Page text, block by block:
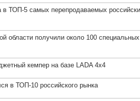
в ТОП-5 самых перепродаваемых
области получили около 100
кемпер на базе LADA 4х4
в ТОП-10 российского рынка